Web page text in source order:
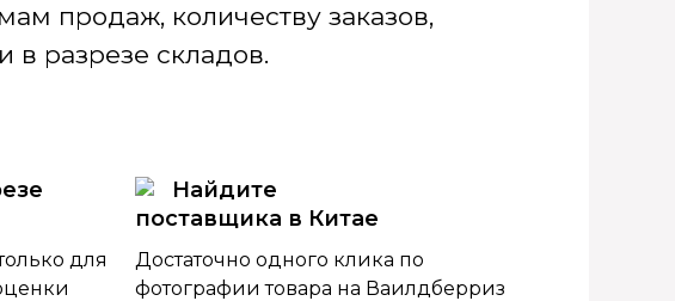
продаж, количеству заказов,
разрезе складов.
для
Найдите
поставщика в Китае
Достаточно одного клика по
фотографии товара на Ваилдберриз